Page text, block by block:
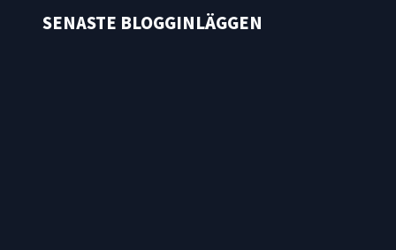
SENASTE BLOGGINLÄGGEN